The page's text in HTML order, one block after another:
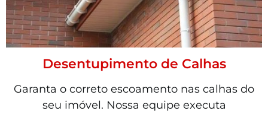
Desentupimento de Calhas
Garanta o correto escoamento nas calhas do
seu imóvel. Nossa equipe executa